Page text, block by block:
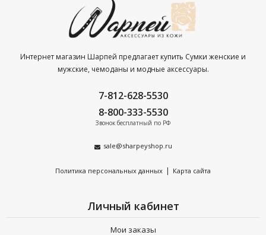
Интернет магазин Шарпей предлагает купить Сумки женские и
мужские, чемоданы и модные аксессуары.
7-812-628-5530
8-800-333-5530
Звонок бесплатный по РФ
sale@sharpeyshop.ru
Политика персональных данных | Карта сайта
Личный кабинет
Мои заказы